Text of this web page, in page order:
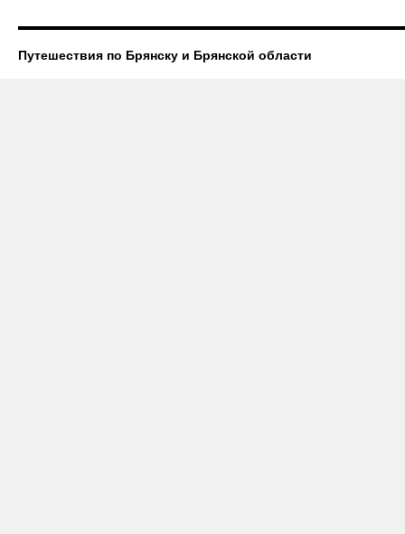
Путешествия по Брянску и Брянской области